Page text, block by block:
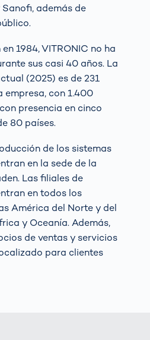
además de
1984, VITRONIC no ha
sus casi 40 años. La
(2025) es de 231
empresa, con 1.400
presencia en cinco
80 países.
de los sistemas
en la sede de la
Las filiales de
en todos los
América del Norte y del
y Oceanía. Además,
de ventas y servicios
para clientes